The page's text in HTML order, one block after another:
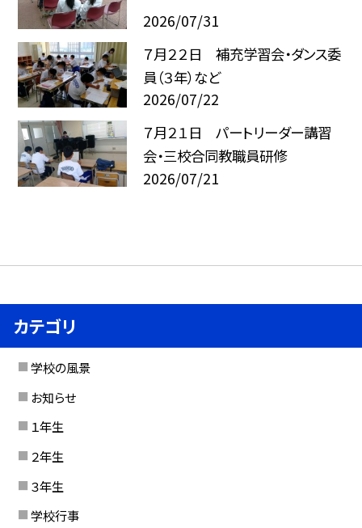
2026/07/31
７月２２日 補充学習会・ダンス委
員（３年）など
2026/07/22
７月２１日 パートリーダー講習
会・三校合同教職員研修
2026/07/21
カテゴリ
学校の風景
お知らせ
１年生
２年生
３年生
学校行事